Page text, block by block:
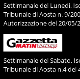
Settimanale del Lunedì.
Tribunale di Aosta n. 9/
Autorizzazione del 20/05/
Settimanale del Sabato.
Tribunale di Aosta n.4 del